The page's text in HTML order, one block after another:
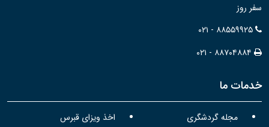
سفر روز
۰۲۱ - ۸۸۵۵۹۹۲۵
۰۲۱ - ۸۸۷۰۴۸۸۴
خدمات ما
مجله گردشگری
اخذ ویزای قبرس